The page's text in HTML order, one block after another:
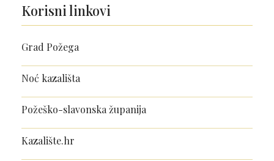
Korisni linkovi
Grad Požega
Noć kazališta
Požeško-slavonska županija
Kazalište.hr